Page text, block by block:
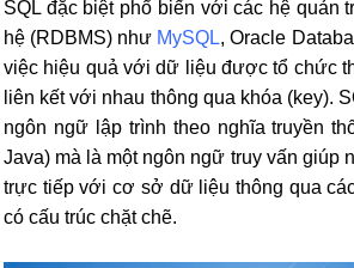
SQL đặc biệt phổ biến với các hệ quản
hệ (RDBMS) như MySQL, Oracle
việc hiệu quả với dữ liệu được tổ chức
liên kết với nhau thông qua khóa (key).
ngôn ngữ lập trình theo nghĩa truyền
Java) mà là một ngôn ngữ truy vấn giúp
trực tiếp với cơ sở dữ liệu thông qua
có cấu trúc chặt chẽ.